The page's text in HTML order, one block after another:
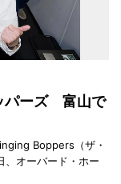
パーズ 富山で
Boppers（ザ・
、オーバード・ホー